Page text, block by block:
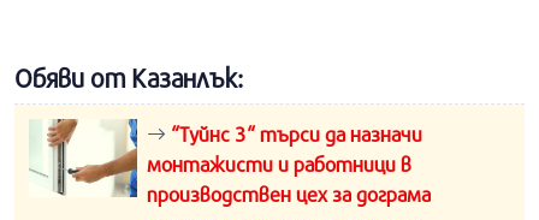
Обяви от Казанлък:
“Туйнс 3“ търси да назначи
монтажисти и работници в
производствен цех за дограма